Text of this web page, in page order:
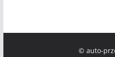
© auto-